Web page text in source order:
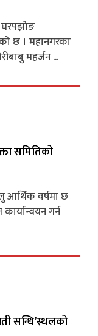
छ । महानगरका
महर्जन ...
समितिको
आर्थिक वर्षमा छ
गर्न
सन्धि’स्थलको